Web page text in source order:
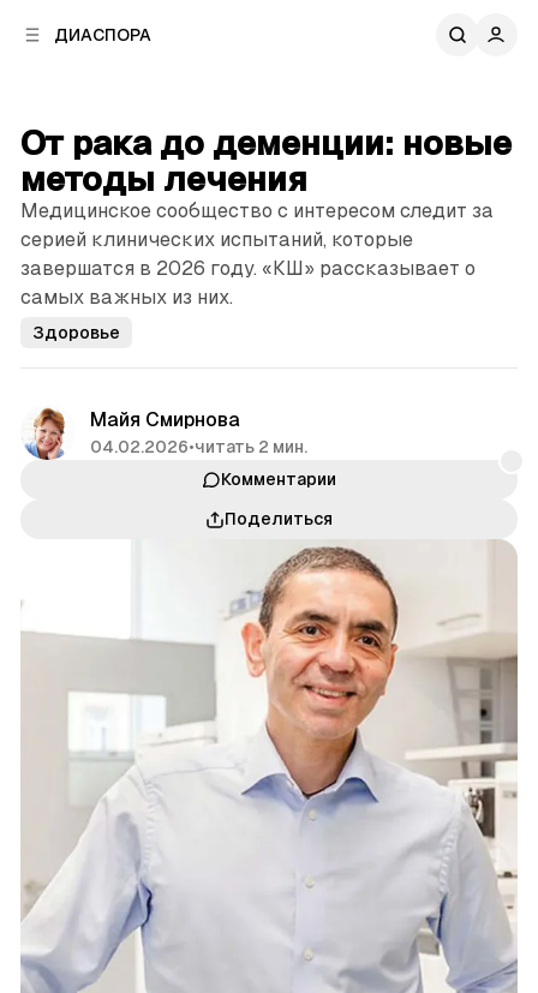
ДИАСПОРА
От рака до деменции: новые
методы лечения
Медицинское сообщество с интересом следит за
серией клинических испытаний, которые
завершатся в 2026 году. «КШ» рассказывает о
самых важных из них.
Здоровье
Майя Смирнова
04.02.2026•читать 2 мин.
Комментарии
Поделиться